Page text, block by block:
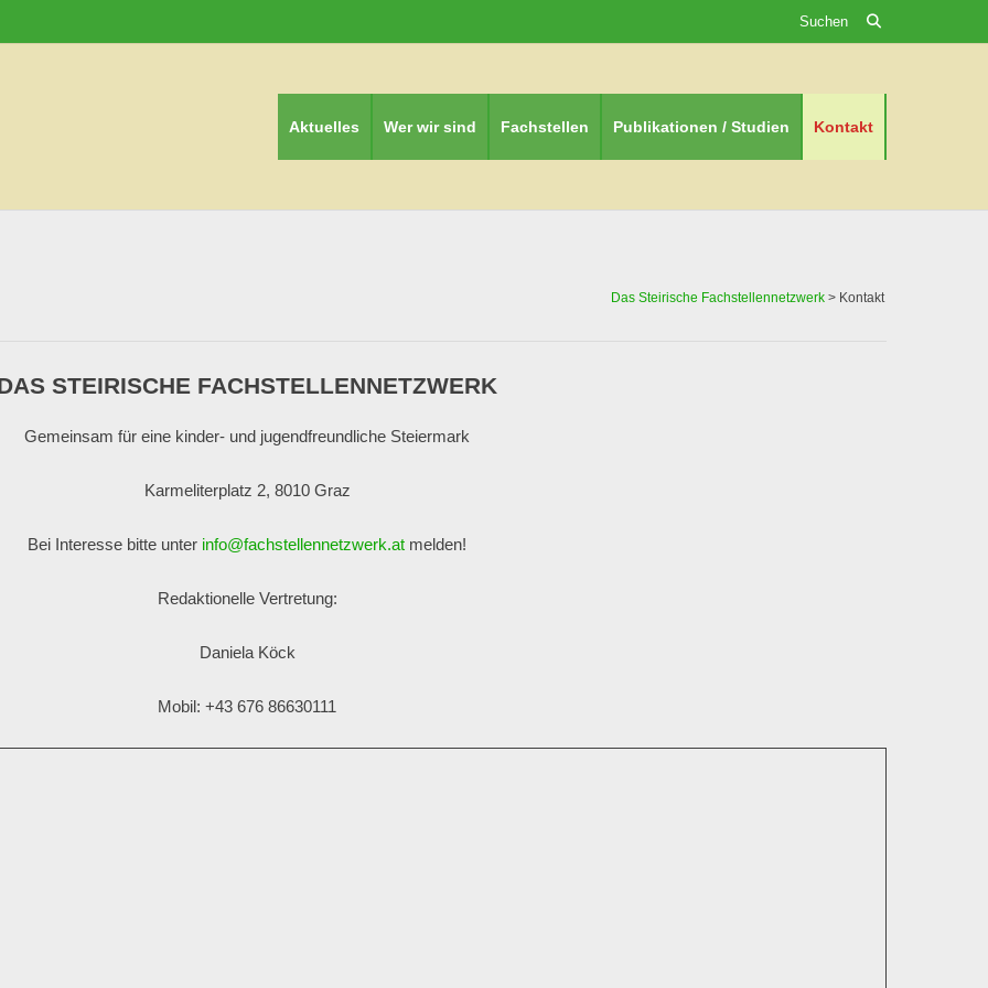
Suchen
Aktuelles Wer wir sind Fachstellen Publikationen / Studien Kontakt
Das Steirische Fachstellennetzwerk > Kontakt
STEIRISCHE FACHSTELLENNETZWERK
Gemeinsam für eine kinder- und jugendfreundliche Steiermark
Karmeliterplatz 2, 8010 Graz
Bei Interesse bitte unter info@fachstellennetzwerk.at melden!
Redaktionelle Vertretung:
Daniela Köck
Mobil: +43 676 86630111